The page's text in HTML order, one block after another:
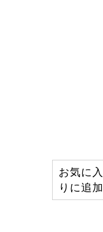
お気に入
りに追加